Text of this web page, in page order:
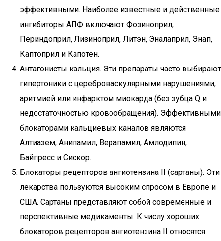
эффективными. Наиболее известные и действенные
ингибиторы АПФ включают Фозиноприл,
Периндоприл, Лизиноприл, Литэн, Эналаприл, Энап,
Каптоприл и Капотен.
Антагонисты кальция. Эти препараты часто выбирают
гипертоники с цереброваскулярными нарушениями,
аритмией или инфарктом миокарда (без зубца Q и
недостаточностью кровообращения). Эффективными
блокаторами кальциевых каналов являются
Алтиазем, Анипамил, Верапамил, Амлодипин,
Байпресс и Сискор.
Блокаторы рецепторов ангиотензина II (сартаны). Эти
лекарства пользуются высоким спросом в Европе и
США. Сартаны представляют собой современные и
перспективные медикаменты. К числу хороших
блокаторов рецепторов ангиотензина II относятся